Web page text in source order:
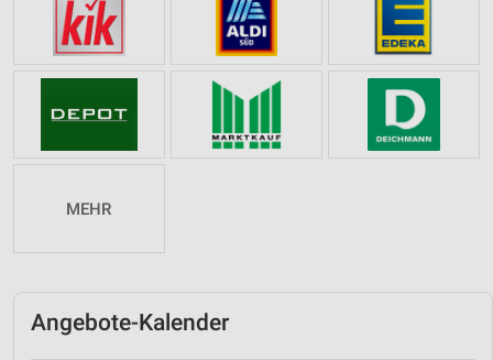
MEHR
Angebote-Kalender